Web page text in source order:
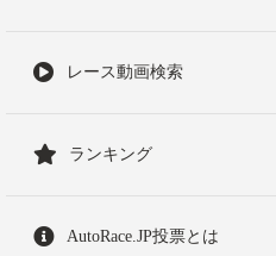
レース動画検索
ランキング
AutoRace.JP投票とは